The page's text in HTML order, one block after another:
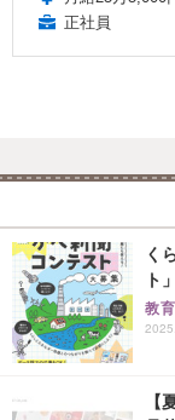
正社員
く
ト
教
【